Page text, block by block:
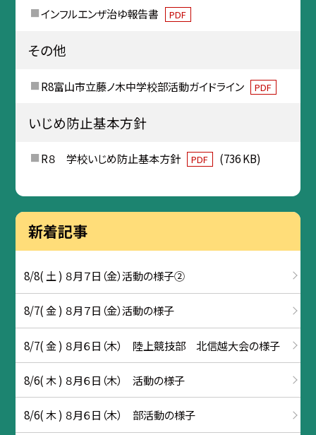
インフルエンザ治ゆ報告書 PDF
その他
R8富山市立藤ノ木中学校部活動ガイドライン PDF
いじめ防止基本方針
R８ 学校いじめ防止基本方針 PDF (736 KB)
新着記事
8/8( 土 ) ８月７日（金）活動の様子②
8/7( 金 ) ８月７日（金）活動の様子
8/7( 金 ) ８月６日（木） 陸上競技部 北信越大会の様子
8/6( 木 ) ８月６日（木） 活動の様子
8/6( 木 ) ８月６日（木） 部活動の様子